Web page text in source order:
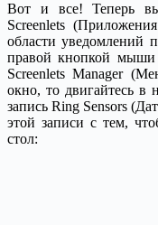
Вот и все! Теперь
Screenlets
области уведомлений
правой кнопкой мыши
Screenlets Manager
окно, то двигайтесь в
запись Ring Sensors
этой записи с тем,
стол: